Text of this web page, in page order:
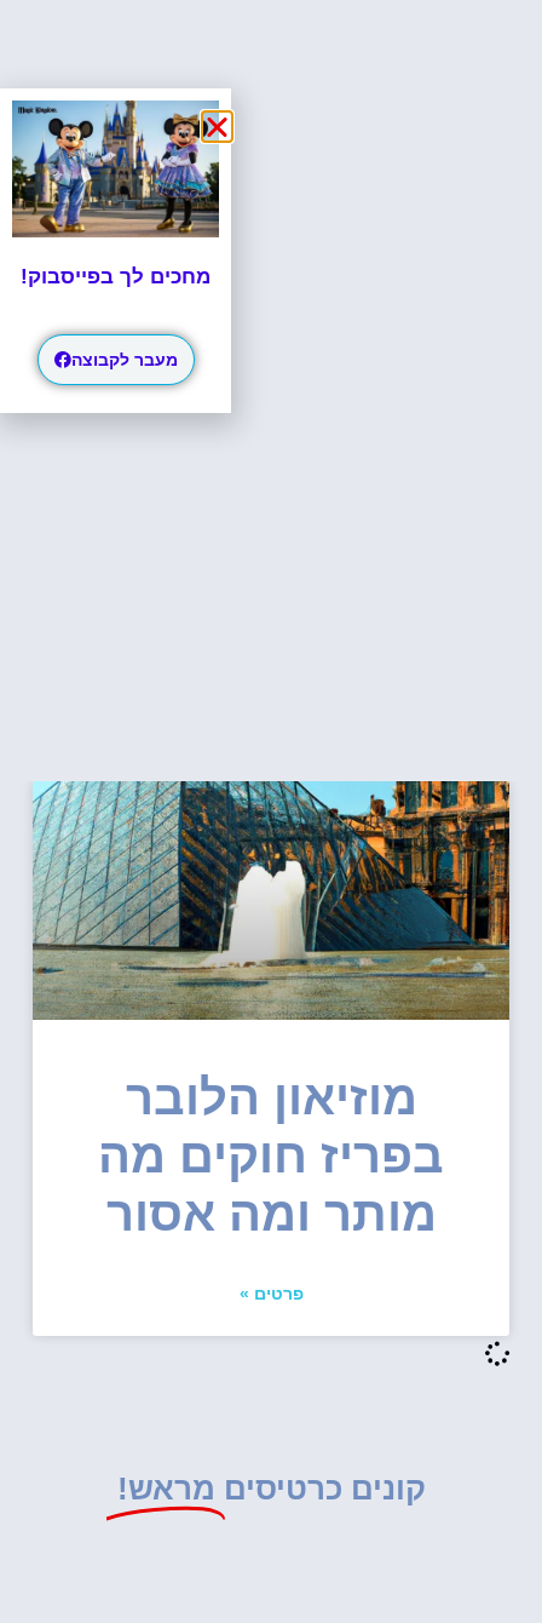
מוזיאון הלובר
בפריז חוקים מה
מותר ומה אסור
פרטים »
קונים כרטיסים מראש!
מחכים לך בפייסבוק!
מעבר לקבוצה